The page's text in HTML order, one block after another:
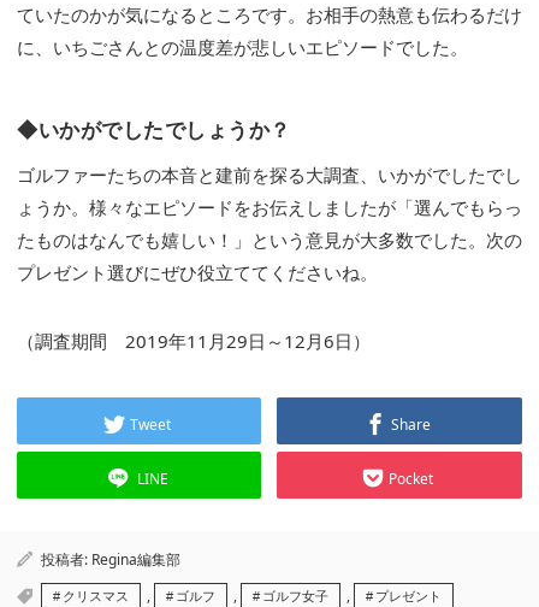
ていたのかが気になるところです。お相手の熱意も伝わるだけ
に、いちごさんとの温度差が悲しいエピソードでした。
◆いかがでしたでしょうか？
ゴルファーたちの本音と建前を探る大調査、いかがでしたでし
ょうか。様々なエピソードをお伝えしましたが「選んでもらっ
たものはなんでも嬉しい！」という意見が大多数でした。次の
プレゼント選びにぜひ役立ててくださいね。
（調査期間 2019年11月29日～12月6日）
Tweet Share
LINE Pocket
投稿者: Regina編集部
クリスマス , ゴルフ , ゴルフ女子 , プレゼント